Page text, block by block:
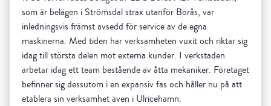
som är belägen i Strömsdal strax utanför Borås, var
inledningsvis främst avsedd för service av de egna
maskinerna. Med tiden har verksamheten vuxit och riktar sig
idag till största delen mot externa kunder. I verkstaden
arbetar idag ett team bestående av åtta mekaniker. Företaget
befinner sig dessutom i en expansiv fas och håller nu på att
etablera sin verksamhet även i Ulricehamn.